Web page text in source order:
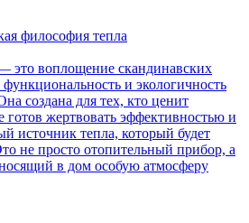
философия тепла
это воплощение скандинавских
и экологичность
создана для тех, кто ценит
жертвовать эффективностью и
источник тепла, который будет
не просто отопительный прибор, а
в дом особую атмосферу